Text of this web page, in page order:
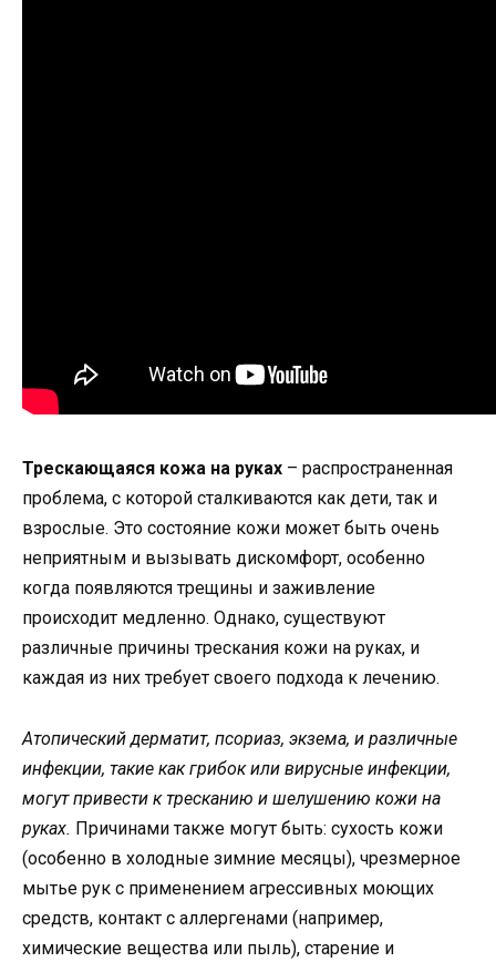
Трескающаяся кожа на руках – распространенная
проблема, с которой сталкиваются как дети, так и
взрослые. Это состояние кожи может быть очень
неприятным и вызывать дискомфорт, особенно
когда появляются трещины и заживление
происходит медленно. Однако, существуют
различные причины трескания кожи на руках, и
каждая из них требует своего подхода к лечению.
Атопический дерматит, псориаз, экзема, и различные
инфекции, такие как грибок или вирусные инфекции,
могут привести к тресканию и шелушению кожи на
руках. Причинами также могут быть: сухость кожи
(особенно в холодные зимние месяцы), чрезмерное
мытье рук с применением агрессивных моющих
средств, контакт с аллергенами (например,
химические вещества или пыль), старение и